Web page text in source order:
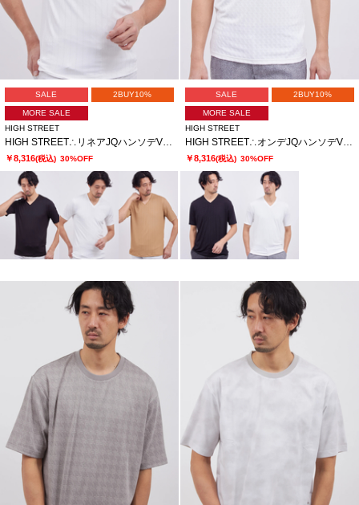
SALE 2BUY10%
MORE SALE
HIGH STREET
￥8,316(税込) 30%OFF
SALE 2BUY10%
MORE SALE
HIGH STREET
￥8,316(税込) 30%OFF